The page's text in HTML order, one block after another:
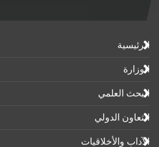
الرئيسية
الوزارة
البحث العلمي
التعاون الدولي
الآداب واﻷخلاقيات